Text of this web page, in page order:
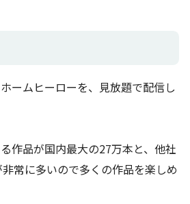
月額1,490円でお得に見放題
14日間無料
ームヒーローを、見放題で配信し
作品が国内最大の27万本と、他社
常に多いので多くの作品を楽しめ